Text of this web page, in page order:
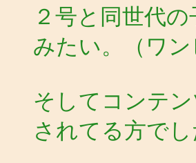
２号と同世代
みたい。（ワ
そしてコンテ
されてる方でし